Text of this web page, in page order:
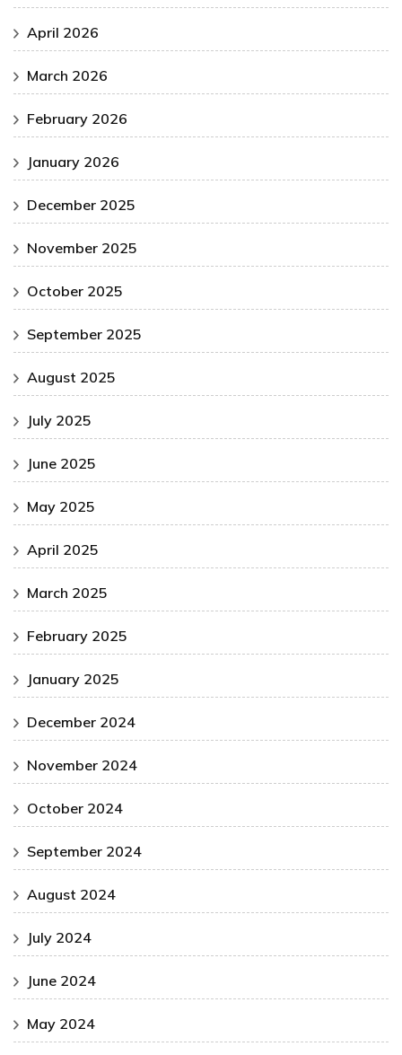
April 2026
March 2026
February 2026
January 2026
December 2025
November 2025
October 2025
September 2025
August 2025
July 2025
June 2025
May 2025
April 2025
March 2025
February 2025
January 2025
December 2024
November 2024
October 2024
September 2024
August 2024
July 2024
June 2024
May 2024